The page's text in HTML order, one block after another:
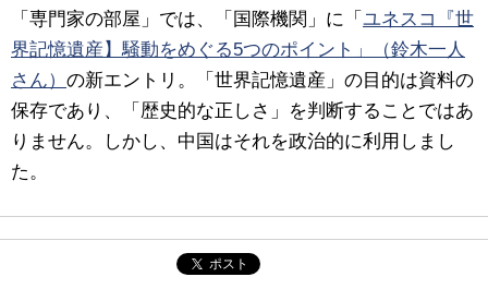
「専門家の部屋」では、「国際機関」に「 ユネスコ『世
界記憶遺産】騒動をめぐる5つのポイント」（鈴木一人
さん） の新エントリ。「世界記憶遺産」の目的は資料の
保存であり、「歴史的な正しさ」を判断することではあ
りません。しかし、中国はそれを政治的に利用しまし
た。
ポスト